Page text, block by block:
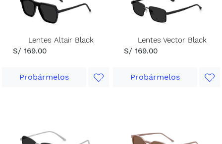
Lentes Altair Black
S/ 169.00
Probármelos
Lentes Vector Black
S/ 169.00
Probármelos